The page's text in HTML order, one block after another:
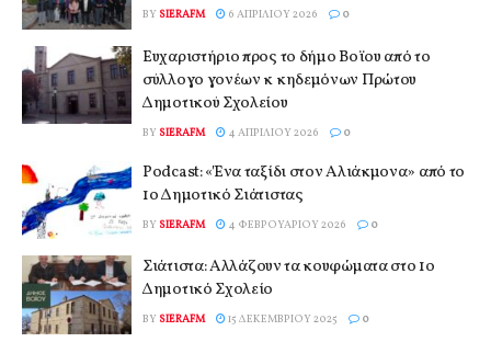
BY SIERAFM 6 ΑΠΡΙΛΊΟΥ 2026 0
Ευχαριστήριο προς το δήμο Βοϊου από το
σύλλογο γονέων κ κηδεμόνων Πρώτου
Δημοτικού Σχολείου
BY SIERAFM 4 ΑΠΡΙΛΊΟΥ 2026 0
Podcast: «Ένα ταξίδι στον Αλιάκμονα» από το
1ο Δημοτικό Σιάτιστας
BY SIERAFM 4 ΦΕΒΡΟΥΑΡΊΟΥ 2026 0
Σιάτιστα: Αλλάζουν τα κουφώματα στο 1ο
Δημοτικό Σχολείο
BY SIERAFM 15 ΔΕΚΕΜΒΡΊΟΥ 2025 0